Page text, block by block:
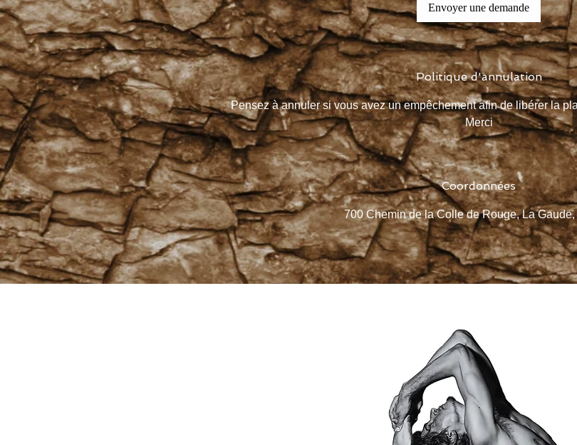
Envoyer une demande
Politique d'annulation
Pensez à annuler si vous avez un empêchement afin de libérer la
Merci
Coordonnées
700 Chemin de la Colle de Rouge, La